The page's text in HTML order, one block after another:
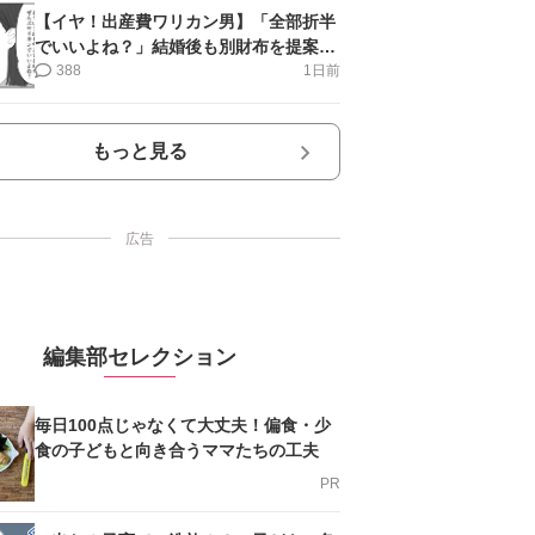
【イヤ！出産費ワリカン男】「全部折半
でいいよね？」結婚後も別財布を提案＜
第10話＞#4コマ母道場
1日前
388
もっと見る
広告
編集部セレクション
毎日100点じゃなくて大丈夫！偏食・少
食の子どもと向き合うママたちの工夫
PR